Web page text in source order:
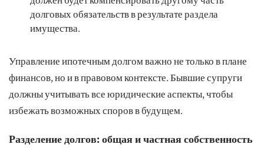
долговых обязательств в результате раздела
имущества.
Управление ипотечным долгом важно не только в плане
финансов, но и в правовом контексте. Бывшие супруги
должны учитывать все юридические аспекты, чтобы
избежать возможных споров в будущем.
Разделение долгов: общая и частная собственность